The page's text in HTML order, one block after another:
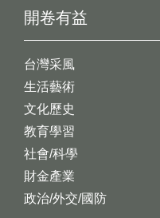
開卷有益
台灣采風
生活藝術
文化歷史
教育學習
社會/科學
財金產業
政治/外交/國防